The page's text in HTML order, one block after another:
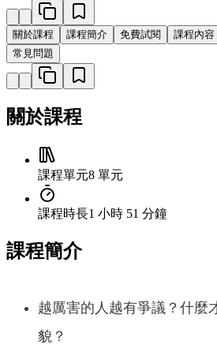
關於課程 課程簡介 免費試閱 課程內容
常見問題
關於課程
課程單元8 單元
課程時長1 小時 51 分鐘
課程簡介
越厲害的人越有爭議？什麼
貌？